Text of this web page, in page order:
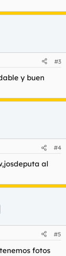
#3
y buen
#4
al
#5
fotos